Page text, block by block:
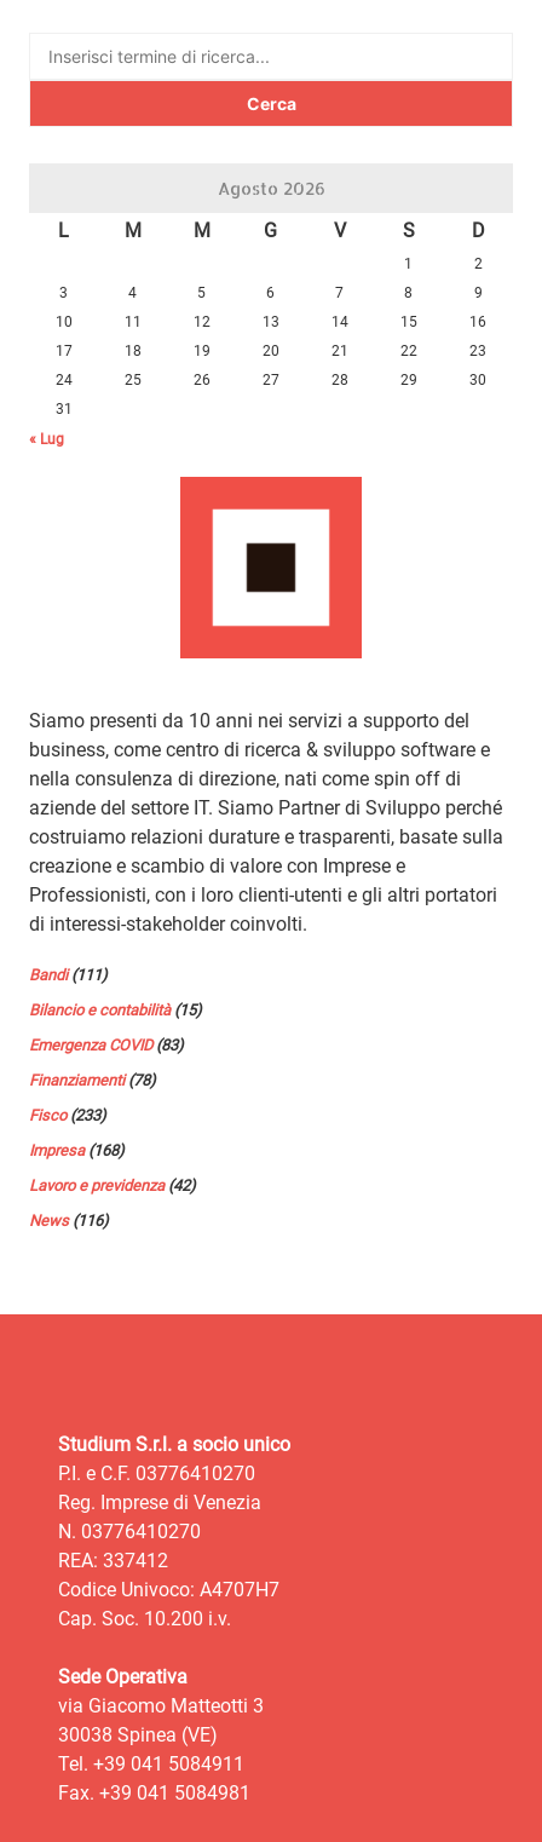
Ricerca
Agosto 2026
L M M G V S D
1
2
3
4 5 6 7 8
9
10
11 12 13 14 15
16
17
18 19 20 21 22
23
24
25 26 27 28 29
30
31
« Lug
Siamo presenti da 10 anni nei servizi a supporto del
business, come centro di ricerca & sviluppo software e
nella consulenza di direzione, nati come spin off di
aziende del settore IT. Siamo Partner di Sviluppo perché
costruiamo relazioni durature e trasparenti, basate sulla
creazione e scambio di valore con Imprese e
Professionisti, con i loro clienti-utenti e gli altri portatori
di interessi-stakeholder coinvolti.
Bandi(111)
Bilancio e contabilità(15)
Emergenza COVID(83)
Finanziamenti(78)
Fisco(233)
Impresa(168)
Lavoro e previdenza(42)
News(116)
Studium S.r.l. a socio unico
P.I. e C.F. 03776410270
Reg. Imprese di Venezia
N. 03776410270
REA: 337412
Codice Univoco: A4707H7
Cap. Soc. 10.200 i.v.
Sede Operativa
via Giacomo Matteotti 3
30038 Spinea (VE)
Tel. +39 041 5084911
Fax. +39 041 5084981